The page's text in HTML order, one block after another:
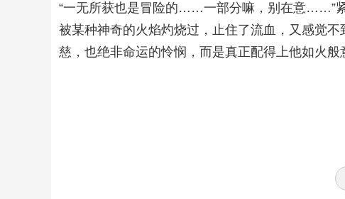
“一无所获也是冒险的……一部分嘛，别在意……”
被某种神奇的火焰灼烧过，止住了流血，又感觉
慈，也绝非命运的怜悯，而是真正配得上他如火般